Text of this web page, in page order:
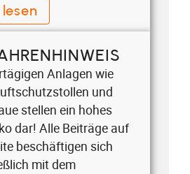
Anlagen wie
und
stellen ein hohes
dar! Alle Beiträge auf
beschäftigen sich
mit dem